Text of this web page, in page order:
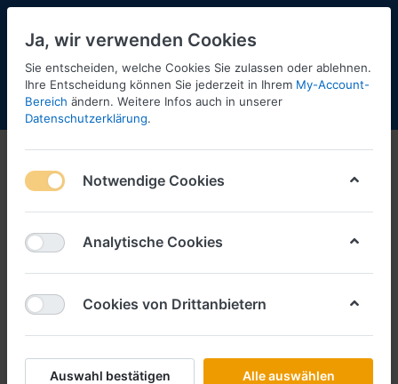
Menü Anmelden Shopaktualisierung
Ja, wir verwenden Cookies
Sie entscheiden, welche Cookies Sie zulassen oder ablehnen.
Ihre Entscheidung können Sie jederzeit in Ihrem My-Account-
Bereich ändern. Weitere Infos auch in unserer
Datenschutzerklärung.
Notwendige Cookies
Analytische Cookies
Cookies von Drittanbietern
Auswahl bestätigen Alle auswählen